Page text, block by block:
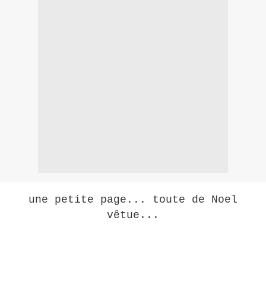
une petite page... toute de Noel
vêtue...